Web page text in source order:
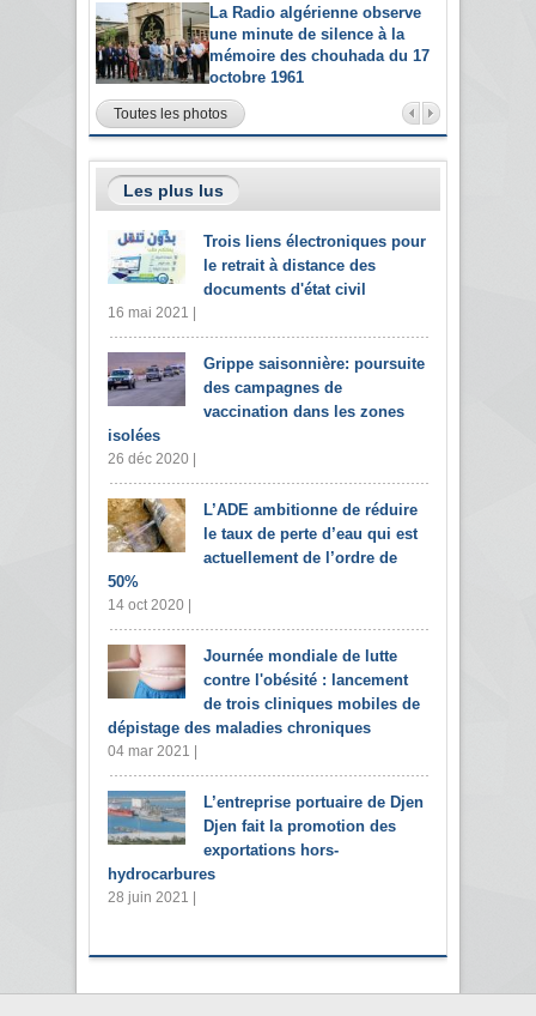
La Radio algérienne observe
une minute de silence à la
mémoire des chouhada du 17
octobre 1961
Toutes les photos
Les plus lus
Trois liens électroniques pour
le retrait à distance des
documents d'état civil
16 mai 2021 |
Grippe saisonnière: poursuite
des campagnes de
vaccination dans les zones
isolées
26 déc 2020 |
L’ADE ambitionne de réduire
le taux de perte d’eau qui est
actuellement de l’ordre de
50%
14 oct 2020 |
Journée mondiale de lutte
contre l'obésité : lancement
de trois cliniques mobiles de
dépistage des maladies chroniques
04 mar 2021 |
L’entreprise portuaire de Djen
Djen fait la promotion des
exportations hors-
hydrocarbures
28 juin 2021 |